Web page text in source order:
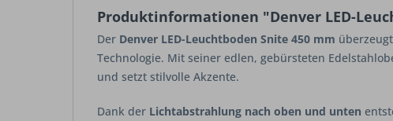
Produktinformationen "Denver LED-
Der Denver LED-Leuchtboden Snite 450 mm
Technologie. Mit seiner edlen, gebürsteten
und setzt stilvolle Akzente.
Dank der Lichtabstrahlung nach oben und unten